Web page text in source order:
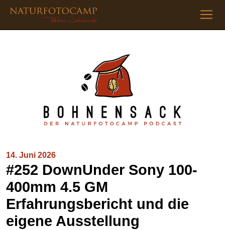
14. Juni 2026
#252 DownUnder Sony 100-
400mm 4.5 GM
Erfahrungsbericht und die
eigene Ausstellung